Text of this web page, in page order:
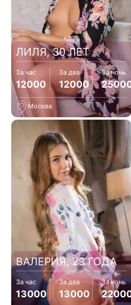
ЛИЛЯ, 30 ЛЕТ
За час
12000
За два
12000
За ночь
25000
Москва
ВАЛЕРИЯ, 23 ГОДА
За час
13000
За два
13000
За ночь
22000